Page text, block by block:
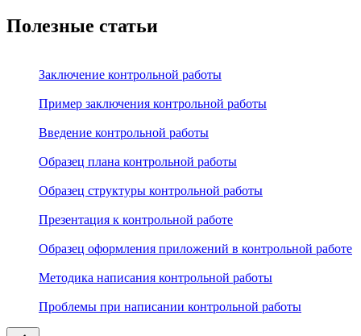
Полезные статьи
Заключение контрольной работы
Пример заключения контрольной работы
Введение контрольной работы
Образец плана контрольной работы
Образец структуры контрольной работы
Презентация к контрольной работе
Образец оформления приложений в контрольной работе
Методика написания контрольной работы
Проблемы при написании контрольной работы